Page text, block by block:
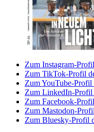
Zum Instagram-
Zum TikTok-Profil
Zum YouTube-Profil
Zum LinkedIn-Profil
Zum Facebook-
Zum Mastodon-
Zum Bluesky-Profil